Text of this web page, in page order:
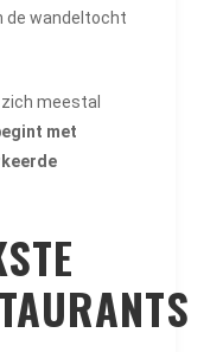
de wandeltocht
meestal
met